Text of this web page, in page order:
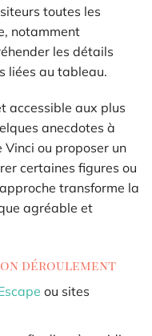
toutes les
notamment
les détails
liées au tableau.
accessible aux plus
anecdotes à
ou proposer un
certaines figures ou
transforme la
agréable et
déroulement
ou sites